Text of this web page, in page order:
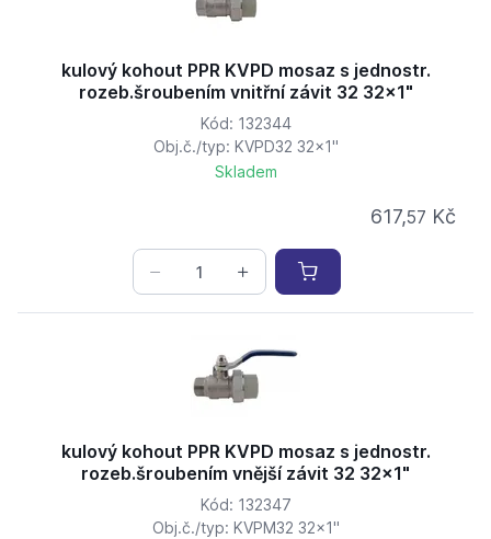
kulový kohout PPR KVPD mosaz s jednostr.
rozeb.šroubením vnitřní závit 32 32x1"
Kód: 132344
Obj.č./typ: KVPD32 32x1"
Skladem
617,57 Kč
kulový kohout PPR KVPD mosaz s jednostr.
rozeb.šroubením vnější závit 32 32x1"
Kód: 132347
Obj.č./typ: KVPM32 32x1"